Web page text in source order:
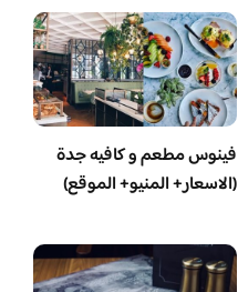
فينوس مطعم و كافيه جدة
(الاسعار+ المنيو+ الموقع)